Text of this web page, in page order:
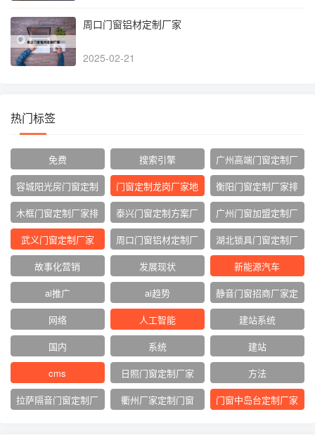
周口门窗铝材定制厂家
2025-02-21
热门标签
免费 搜索引擎
广州高端门窗定制厂
家
容城阳光房门窗定制
厂家
门窗定制龙岗厂家地
址
衡阳门窗定制厂家排
名
木框门窗定制厂家排
名
泰兴门窗定制方案厂
家
广州门窗加盟定制厂
家
武义门窗定制厂家
周口门窗铝材定制厂
家
湖北锁具门窗定制厂
家
故事化营销 发展现状
新能源汽车
ai推广
ai趋势
静音门窗招商厂家定
制
网络‌ 人工智能
建站系统
国内
系统
建站
cms
日照门窗定制厂家
方法
拉萨隔音门窗定制厂
衢州厂家定制门窗 门窗中岛台定制厂家